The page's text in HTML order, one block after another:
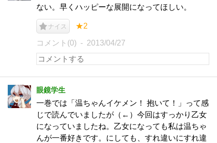
ない。早くハッピーな展開になってほしい。
ナイス ★2
コメント(0) 2013/04/27
眼鏡学生
一巻では「温ちゃんイケメン！ 抱いて！」って感
じで読んでいましたが（←）今回はすっかり乙女
になっていましたね。乙女になっても私は温ちゃ
んが一番好きです。にしても、すれ違いにすれ違